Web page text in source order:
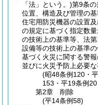
「法」という。)第9条
位置、構造及び管理の
住宅用防災機器の設置
の規定に基づく指定数
の技術上の基準等、法
設備等の技術上の基準
基づく火災に関する警
並びに火災予防上必要
(昭48条例120・
153・平19条例
第2章
削除
(平14条例58)